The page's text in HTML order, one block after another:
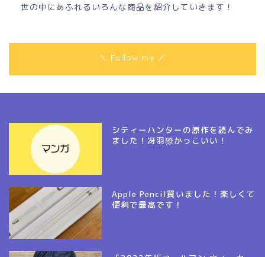
世の中にあふれるいろんな商品を紹介していきます！
＼ Follow me ／
シティーハンターの原作を読んでみ
ました！冴羽獠かっこいい！
Apple Pencil買いました！楽しくて
便利で最高です！